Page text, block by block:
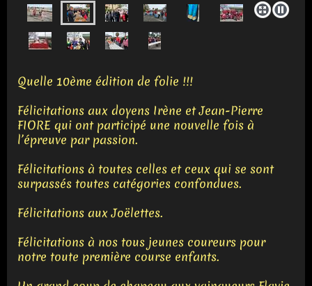
Quelle 10ème édition de folie !!!
Félicitations aux doyens Irène et Jean-Pierre
FIORE qui ont participé une nouvelle fois à
l’épreuve par passion.
Félicitations à toutes celles et ceux qui se sont
surpassés toutes catégories confondues.
Félicitations aux Joëlettes.
Félicitations à nos tous jeunes coureurs pour
notre toute première course enfants.